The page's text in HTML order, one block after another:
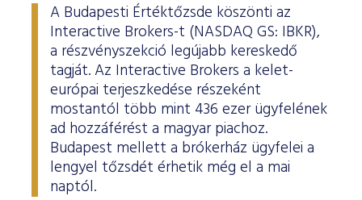
A Budapesti Értéktőzsde köszönti az
Interactive Brokers-t (NASDAQ GS: IBKR),
a részvényszekció legújabb kereskedő
tagját. Az Interactive Brokers a kelet-
európai terjeszkedése részeként
mostantól több mint 436 ezer ügyfelének
ad hozzáférést a magyar piachoz.
Budapest mellett a brókerház ügyfelei a
lengyel tőzsdét érhetik még el a mai
naptól.